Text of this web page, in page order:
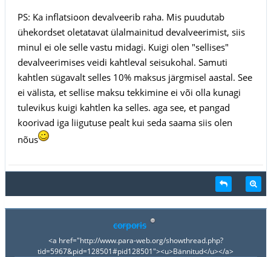
PS: Ka inflatsioon devalveerib raha. Mis puudutab
ühekordset oletatavat ülalmainitud devalveerimist, siis
minul ei ole selle vastu midagi. Kuigi olen "sellises"
devalveerimises veidi kahtleval seisukohal. Samuti
kahtlen sügavalt selles 10% maksus järgmisel aastal. See
ei välista, et sellise maksu tekkimine ei või olla kunagi
tulevikus kuigi kahtlen ka selles. aga see, et pangad
koorivad iga liigutuse pealt kui seda saama siis olen
nõus
corporis
<a href="http://www.para-web.org/showthread.php?
tid=5967&pid=128501#pid128501"><u>Bännitud</u></a>